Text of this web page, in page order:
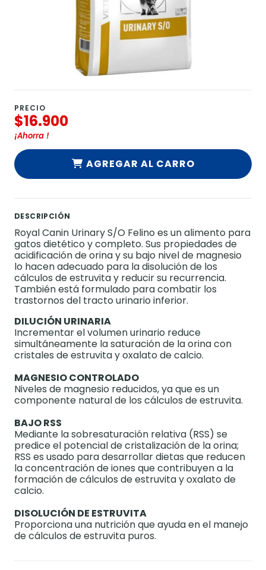
PRECIO
$16.900
¡Ahorra !
AGREGAR AL CARRO
DESCRIPCIÓN
Royal Canin Urinary S/O Felino es un alimento para
gatos dietético y completo. Sus propiedades de
acidificación de orina y su bajo nivel de magnesio
lo hacen adecuado para la disolución de los
cálculos de estruvita y reducir su recurrencia.
También está formulado para combatir los
trastornos del tracto urinario inferior.
DILUCIÓN URINARIA
Incrementar el volumen urinario reduce
simultáneamente la saturación de la orina con
cristales de estruvita y oxalato de calcio.
MAGNESIO CONTROLADO
Niveles de magnesio reducidos, ya que es un
componente natural de los cálculos de estruvita.
BAJO RSS
Mediante la sobresaturación relativa (RSS) se
predice el potencial de cristalización de la orina;
RSS es usado para desarrollar dietas que reducen
la concentración de iones que contribuyen a la
formación de cálculos de estruvita y oxalato de
calcio.
DISOLUCIÓN DE ESTRUVITA
Proporciona una nutrición que ayuda en el manejo
de cálculos de estruvita puros.